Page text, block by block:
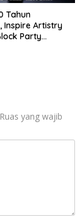
Tahun
Inspire Artistry
Party
Ruas yang wajib